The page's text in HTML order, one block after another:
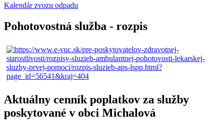
Kalendár zvozu odpadu
Pohotovostná služba - rozpis
Aktuálny cenník poplatkov za služby
poskytované v obci Michalová